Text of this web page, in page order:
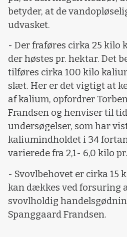
betyder, at de
udvasket.
- Der fraføres cirka 25 kilo
der høstes pr. hektar. Det
tilføres cirka 100 kilo
slæt. Her er det vigtigt at
af kalium, opfordrer
Frandsen og henviser til
undersøgelser, som har
kaliumindholdet i 34
varierede fra 2,1- 6,0 kilo
- Svovlbehovet er cirka 15
kan dækkes ved forsuring
svovlholdig
Spanggaard Frandsen.